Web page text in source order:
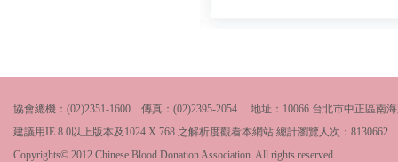
協會總機：(02)2351-1600 傳真：(02)2395-2054 地址：10066 台北市中正區南
建議用IE 8.0以上版本及1024 X 768 之解析度觀看本網站 總計瀏覽人次： 8130662
Copyrights© 2012 Chinese Blood Donation Association. All rights reserved